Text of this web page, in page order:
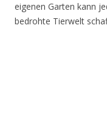
eigenen Garten kann
bedrohte Tierwelt